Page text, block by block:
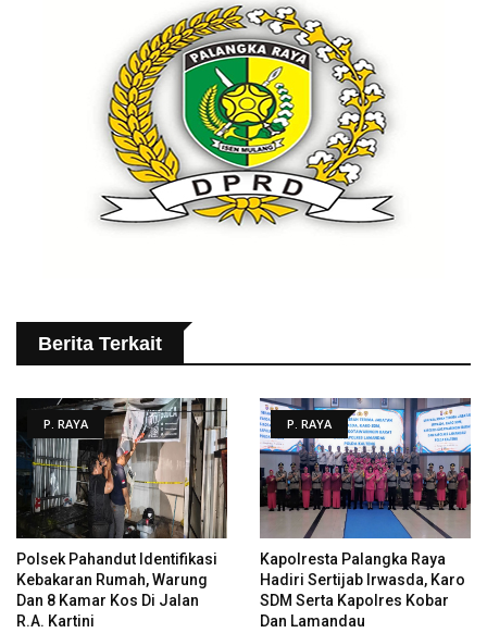
Berita Terkait
P. RAYA
Polsek Pahandut Identifikasi
Kebakaran Rumah, Warung
Dan 8 Kamar Kos Di Jalan
R.A. Kartini
P. RAYA
Kapolresta Palangka Raya
Hadiri Sertijab Irwasda, Karo
SDM Serta Kapolres Kobar
Dan Lamandau